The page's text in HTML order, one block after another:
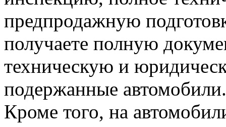
предпродажную
получаете полную
техническую и
подержанные автомобили.
Кроме того, на